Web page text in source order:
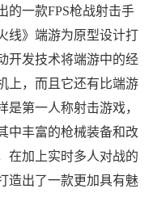
的一款FPS枪战射击手
线》端游为原型设计打
开发技术将端游中的经
上，而且它还有比端游
是第一人称射击游戏，
中丰富的枪械装备和改
在加上实时多人对战的
造出了一款更加具有魅